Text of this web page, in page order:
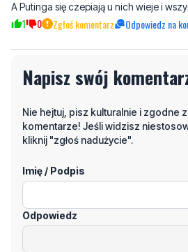
A Putinga się czepiają u nich wieje i
1 0 Zgłoś komentarz Odpowiedz na
Napisz swój
Nie hejtuj, pisz kulturalnie i zgodne
komentarze! Jeśli widzisz
kliknij "zgłoś nadużycie".
Imię / Podpis
Odpowiedz